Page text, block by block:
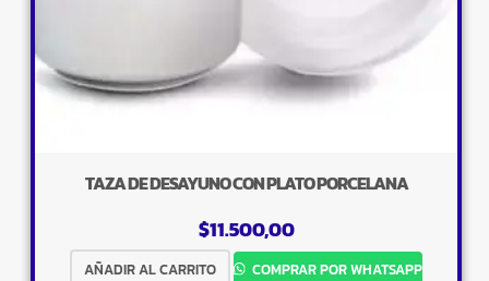
TAZA DE DESAYUNO CON PLATO PORCELANA
$11.500,00
AÑADIR AL CARRITO COMPRAR POR WHATSAPP